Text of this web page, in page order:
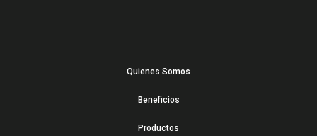
Quienes Somos
Beneficios
Productos